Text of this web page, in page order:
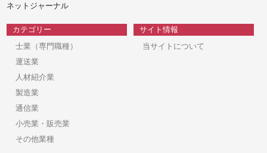
ネットジャーナル
カテゴリー
士業（専門職種）
運送業
人材紹介業
製造業
通信業
小売業・販売業
その他業種
サイト情報
当サイトについて